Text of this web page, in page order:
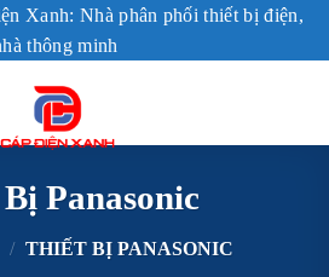
Xanh: Nhà phân phối thiết bị điện,
thông minh
Panasonic
/ THIẾT BỊ PANASONIC